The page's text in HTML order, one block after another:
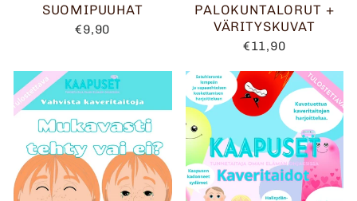
SUOMIPUUHAT
€9,90
PALOKUNTALORUT +
VÄRITYSKUVAT
€11,90